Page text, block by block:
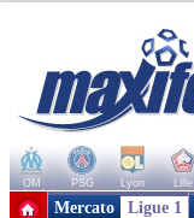
OM PSG Lyon Lille
+ de clubs
Mercato Ligue 1